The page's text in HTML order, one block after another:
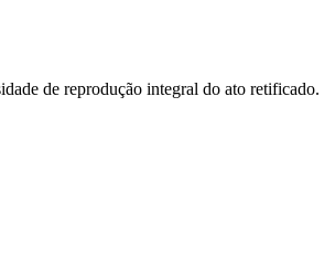
de reprodução integral do ato retificado.